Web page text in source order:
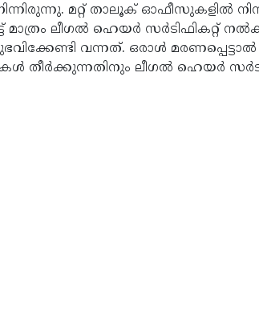
മറ്റ് താലൂക് ഓഫീസുകളില്‍
ലീഗല്‍ ഹെയര്‍ സര്‍ടിഫികറ്റ്
വന്നത്. ഒരാള്‍
തീര്‍ക്കുന്നതിനും ലീഗല്‍ ഹെയര്‍